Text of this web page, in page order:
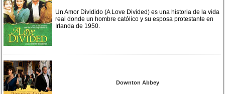
Un Amor Dividido (A Love Divided) es una historia de la vida
real donde un hombre católico y su esposa protestante en
Irlanda de 1950.
Downton Abbey